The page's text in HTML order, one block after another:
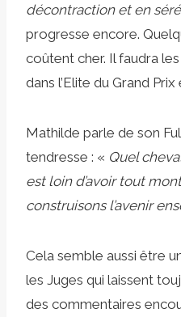
décontraction et en
progresse encore.
coûtent cher. Il faudra
dans l’Elite du Grand Prix
Mathilde parle de son
tendresse : « Quel
est loin d’avoir tout
construisons l’avenir
Cela semble aussi être
les Juges qui laissent
des commentaires